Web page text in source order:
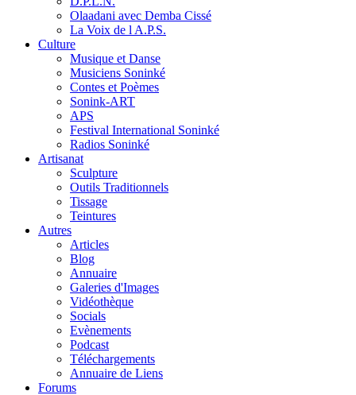
Olaadani avec Demba Cissé
La Voix de l A.P.S.
Culture
Musique et Danse
Musiciens Soninké
Contes et Poèmes
Sonink-ART
APS
Festival International Soninké
Radios Soninké
Artisanat
Sculpture
Outils Traditionnels
Tissage
Teintures
Autres
Articles
Blog
Annuaire
Galeries d'Images
Vidéothèque
Socials
Evènements
Podcast
Téléchargements
Annuaire de Liens
Forums